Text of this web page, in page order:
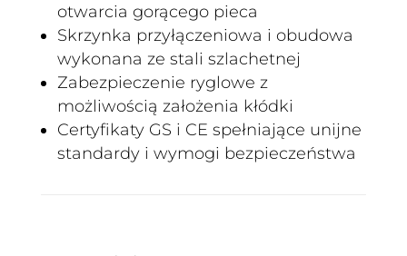
otwarcia gorącego pieca
Skrzynka przyłączeniowa i obudowa
wykonana ze stali szlachetnej
Zabezpieczenie ryglowe z
możliwością założenia kłódki
Certyfikaty GS i CE spełniające unijne
standardy i wymogi bezpieczeństwa